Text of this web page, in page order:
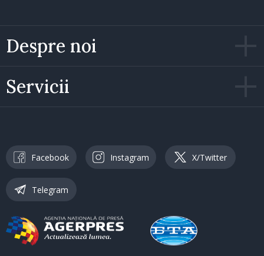
Despre noi
Servicii
Facebook Instagram X/Twitter
Telegram